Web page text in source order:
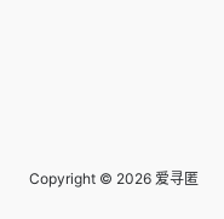
Copyright © 2026 爱寻匿